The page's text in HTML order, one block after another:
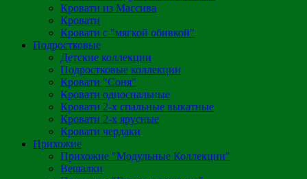
Кровати из Массива
Кровати
Кровати с "мягкой обивкой"
Подростковые
Детские коллекции
Подростковые коллекции
Кровати "Соня"
Кровати односпальные
Кровати 2-х спальные выкатные
Кровати 2-х ярусные
Кровати чердаки
Прихожие
Прихожие "Модульные Коллекции"
Вешалки